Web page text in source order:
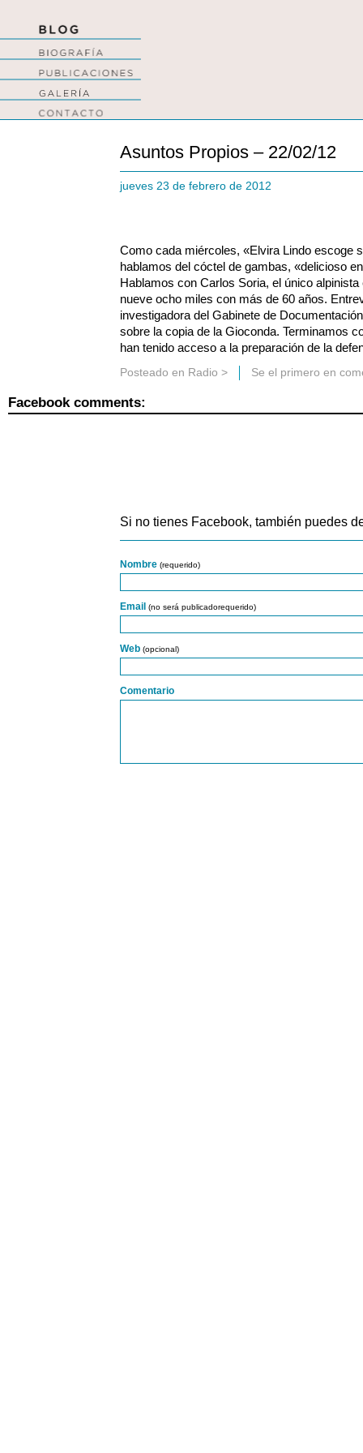
Asuntos Propios – 22/02/12
jueves 23 de febrero de 2012
Como cada miércoles, «Elvira Lindo escoge
hablamos del cóctel de gambas, «delicioso
Hablamos con Carlos Soria, el único
nueve ocho miles con más de 60 años.
investigadora del Gabinete de
sobre la copia de la Gioconda. Terminamos
han tenido acceso a la preparación de la
Posteado en Radio > Se el primero en
Facebook comments:
Si no tienes Facebook, también puedes
Nombre (requerido)
Email (no será publicadorequerido)
Web (opcional)
Comentario